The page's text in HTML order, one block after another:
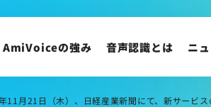
SalesBoost コラム
中
採
AmiVoiceの強み 音声認識とは ニ
11月21日（木）、日経産業新聞にて、新サービ